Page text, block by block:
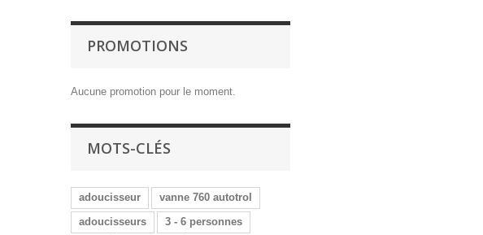
PROMOTIONS
Aucune promotion pour le moment.
MOTS-CLÉS
adoucisseur
vanne 760 autotrol
adoucisseurs
3 - 6 personnes